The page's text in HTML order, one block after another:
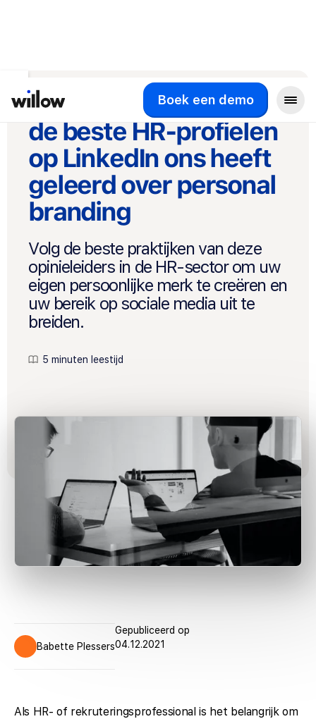
Boek een demo
Terug naar het overzicht
Wat het bekijken van
de beste HR-profielen
op LinkedIn ons heeft
geleerd over personal
branding
Volg de beste praktijken van deze
opinieleiders in de HR-sector om uw
eigen persoonlijke merk te creëren en
uw bereik op sociale media uit te
breiden.
5 minuten leestijd
Babette Plessers
Gepubliceerd op
04.12.2021
Als HR- of rekruteringsprofessional is het belangrijk om